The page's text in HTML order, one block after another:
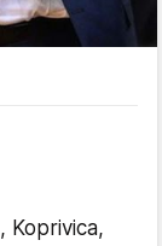
Koprivica,